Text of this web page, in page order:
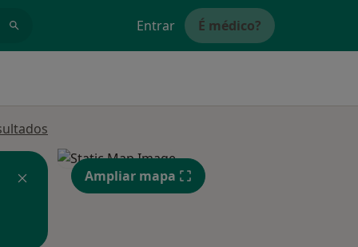
Entrar É médico?
Ampliar mapa